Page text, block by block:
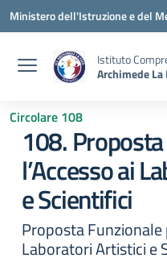
Vai ai contenuti
Vai al menu di navigazione
Vai al footer
Ministero dell'Istruzione e del
Istituto
Archimede La
Circolare 108
108.
l’Accesso ai
e Scientifici
Proposta Funzionale
Laboratori Artistici e